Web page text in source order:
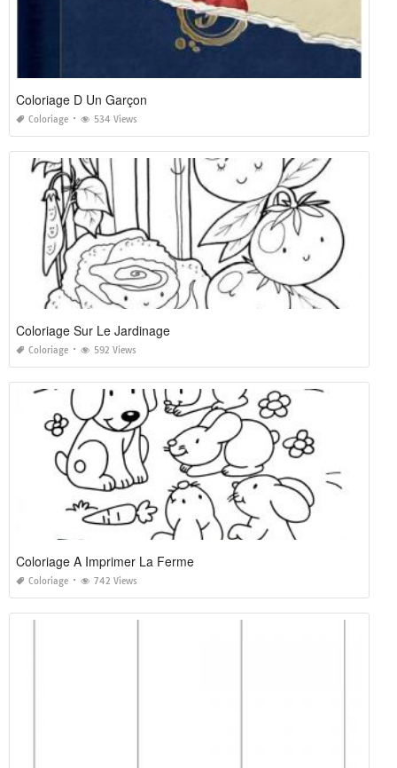
Coloriage D Un Garçon
Coloriage 534 Views
Coloriage Sur Le Jardinage
Coloriage 592 Views
Coloriage A Imprimer La Ferme
Coloriage 742 Views